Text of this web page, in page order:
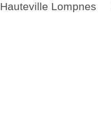
Hauteville Lompnes